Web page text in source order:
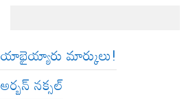
యాభైయ్యారు మార్కులు!
అర్బన్ నక్సల్